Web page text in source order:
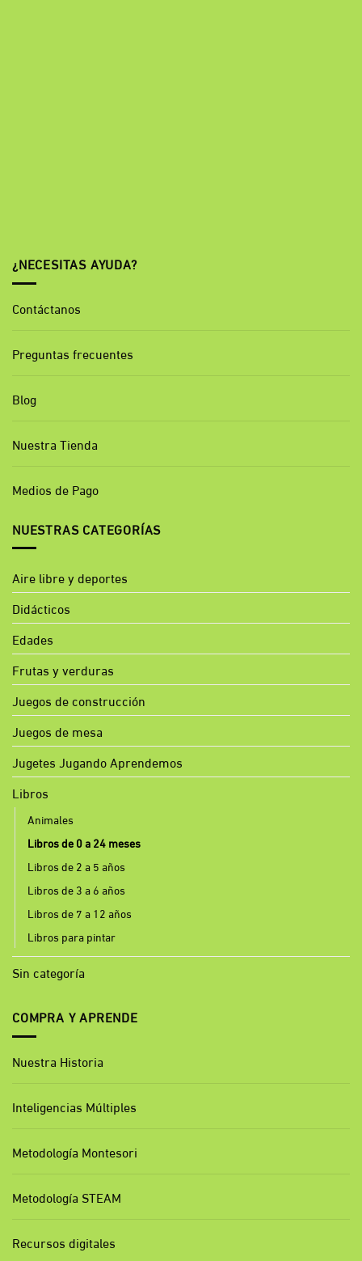
¿NECESITAS AYUDA?
Contáctanos
Preguntas frecuentes
Blog
Nuestra Tienda
Medios de Pago
NUESTRAS CATEGORÍAS
Aire libre y deportes
Didácticos
Edades
Frutas y verduras
Juegos de construcción
Juegos de mesa
Jugetes Jugando Aprendemos
Libros
Animales
Libros de 0 a 24 meses
Libros de 2 a 5 años
Libros de 3 a 6 años
Libros de 7 a 12 años
Libros para pintar
Sin categoría
COMPRA Y APRENDE
Nuestra Historia
Inteligencias Múltiples
Metodología Montesori
Metodología STEAM
Recursos digitales